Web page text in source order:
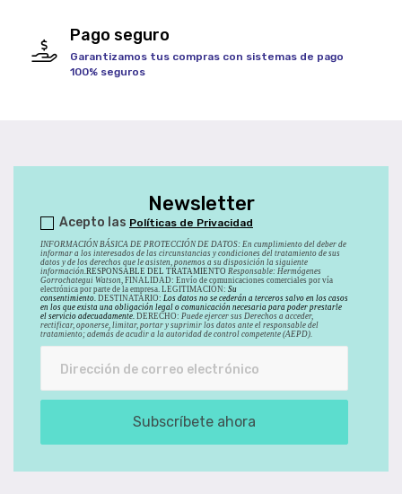
Pago seguro
Garantizamos tus compras con sistemas de pago
100% seguros
Newsletter
Acepto las Políticas de Privacidad
INFORMACIÓN BÁSICA DE PROTECCIÓN DE DATOS: En cumplimiento del deber de
informar a los interesados de las circunstancias y condiciones del tratamiento de sus
datos y de los derechos que le asisten, ponemos a su disposición la siguiente
información.RESPONSABLE DEL TRATAMIENTO Responsable: Hermógenes
Gorrochategui Watson, FINALIDAD: Envío de comunicaciones comerciales por vía
electrónica por parte de la empresa. LEGITIMACIÓN: Su
consentimiento. DESTINATARIO: Los datos no se cederán a terceros salvo en los casos
en los que exista una obligación legal o comunicación necesaria para poder prestarle
el servicio adecuadamente. DERECHO: Puede ejercer sus Derechos a acceder,
rectificar, oponerse, limitar, portar y suprimir los datos ante el responsable del
tratamiento; además de acudir a la autoridad de control competente (AEPD).
Subscríbete ahora